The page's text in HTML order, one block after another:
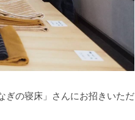
ぎの寝床」さんにお招きいただ